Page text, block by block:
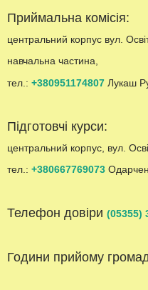
Приймальна комісія:
центральний корпус вул.
навчальна частина,
тел.: +380951174807 Лукаш
Підготовчі курси:
центральний корпус, вул.
тел.: +380667769073
Телефон довіри (05355)
Години прийому